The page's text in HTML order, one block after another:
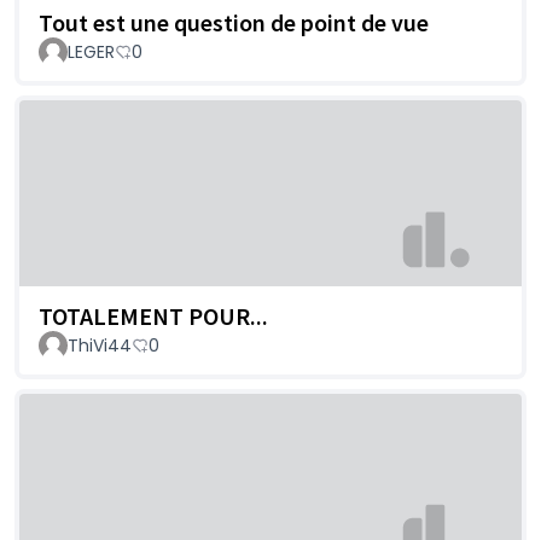
Tout est une question de point de vue
LEGER 0
TOTALEMENT POUR...
ThiVi44 0